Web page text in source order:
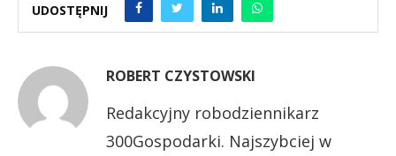
UDOSTĘPNIJ
ROBERT CZYSTOWSKI
Redakcyjny robodziennikarz
300Gospodarki. Najszybciej w